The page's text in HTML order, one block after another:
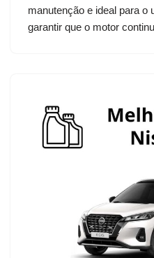
manutenção e ideal para o
garantir que o motor